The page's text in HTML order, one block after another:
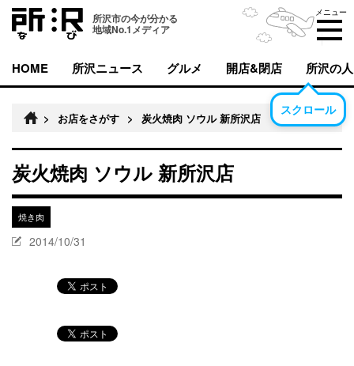
所沢市の今が分かる
地域No.1メディア
メニュー
HOME 所沢ニュース グルメ 開店&閉店 所沢の人
スクロール
> お店をさがす > 炭火焼肉 ソウル 新所沢店
炭火焼肉 ソウル 新所沢店
焼き肉
2014/10/31